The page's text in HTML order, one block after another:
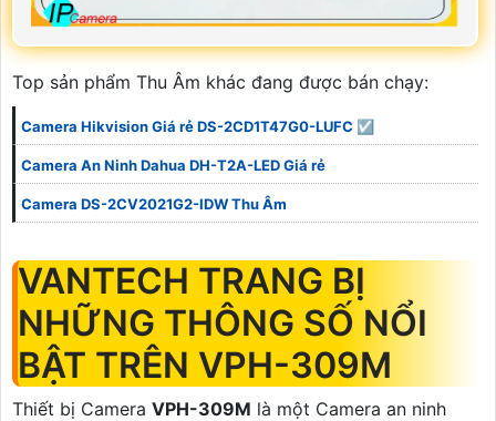
Top sản phẩm Thu Âm khác đang được bán chạy:
Camera Hikvision Giá rẻ DS-2CD1T47G0-LUFC ☑
Camera An Ninh Dahua DH-T2A-LED Giá rẻ
Camera DS-2CV2021G2-IDW Thu Âm
VANTECH TRANG BỊ
NHỮNG THÔNG SỐ NỔI
BẬT TRÊN VPH-309M
Thiết bị Camera VPH-309M là một Camera an ninh